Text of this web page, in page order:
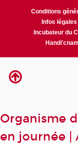
Conditions
Infos légales
Incubateur du
Handi'cnam
Organisme
en journée |